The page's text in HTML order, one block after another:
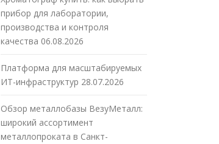
прибор для лаборатории,
производства и контроля
качества 06.08.2026
Платформа для масштабируемых
ИТ-инфраструктур 28.07.2026
Обзор металлобазы ВезуМеталл:
широкий ассортимент
металлопроката в Санкт-